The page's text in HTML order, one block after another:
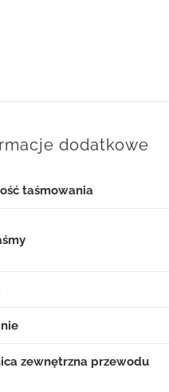
dodatkowe
taśmowania
zewnętrzna przewodu